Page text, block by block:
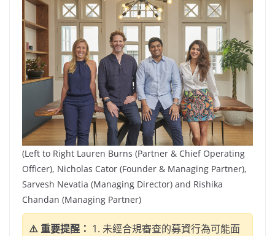
(Left to Right Lauren Burns (Partner & Chief Operating
Officer), Nicholas Cator (Founder & Managing Partner),
Sarvesh Nevatia (Managing Director) and Rishika
Chandan (Managing Partner)
⚠️ 重要提醒： 1. 未經合規審查的募資行為可能面